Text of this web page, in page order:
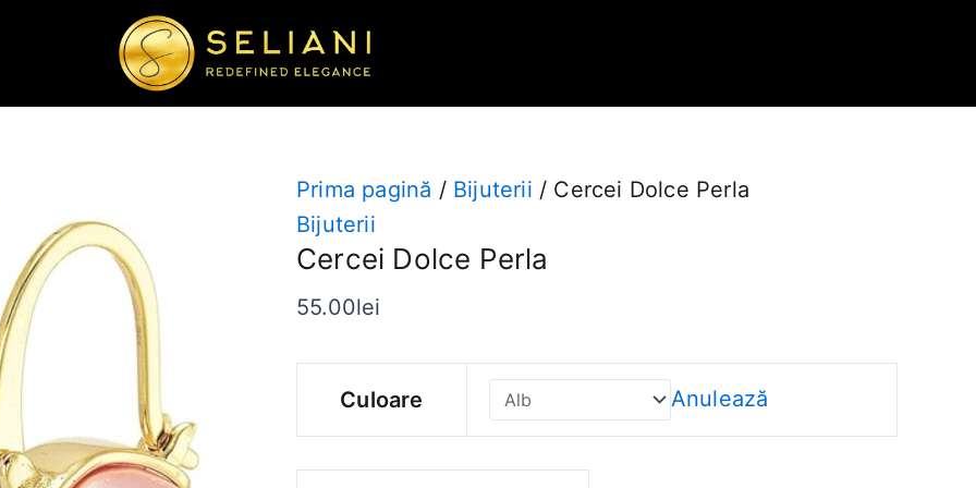
Prima pagină / Bijuterii / Cercei Dolce Perla
Bijuterii
Cercei Dolce Perla
55.00lei
Culoare Anulează
Cercei